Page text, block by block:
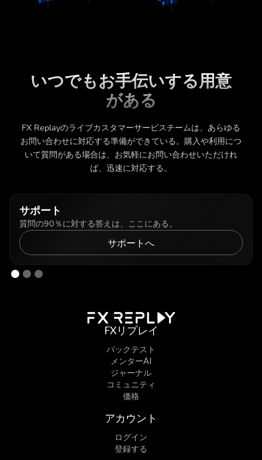
いつでもお手伝いする用意
がある
FX Replayのライブカスタマーサービスチームは、あらゆる
お問い合わせに対応する準備ができている。購入や利用につ
いて質問がある場合は、お気軽にお問い合わせいただけれ
ば、迅速に対応する。
サポート
質問の90％に対する答えは、ここにある。
サポートへ
FXリプレイ
バックテスト
メンターAI
ジャーナル
コミュニティ
価格
アカウント
ログイン
登録する